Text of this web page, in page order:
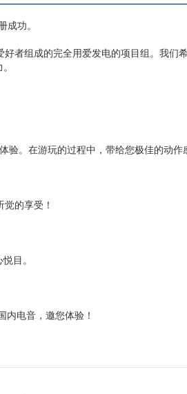
成功。
者组成的完全用爱发电的项目组。我们
。在游玩的过程中，带给您极佳的动作
的享受！
目。
内电音，邀您体验！